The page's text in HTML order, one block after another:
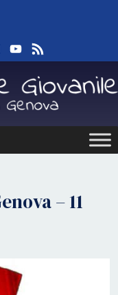
Instagram
YouTube
– 11